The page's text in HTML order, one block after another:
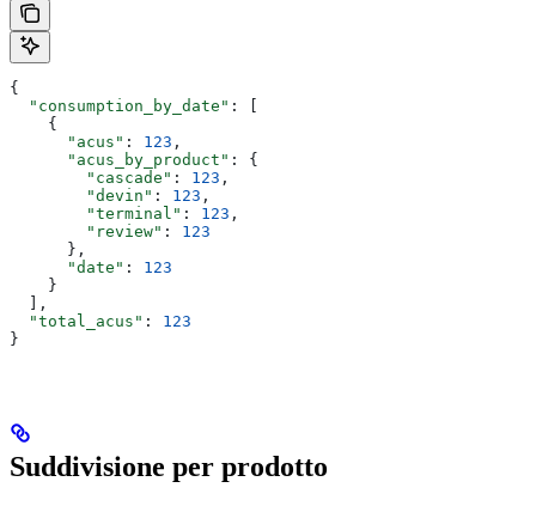
{
  "consumption_by_date"
: [
    {
      "acus"
: 123 ,
      "acus_by_product"
: {
        "cascade"
: 123 ,
        "devin"
: 123 ,
        "terminal"
: 123 ,
        "review"
: 123
      },
      "date"
: 123
    }
  ],
  "total_acus"
: 123
}
Suddivisione per prodotto